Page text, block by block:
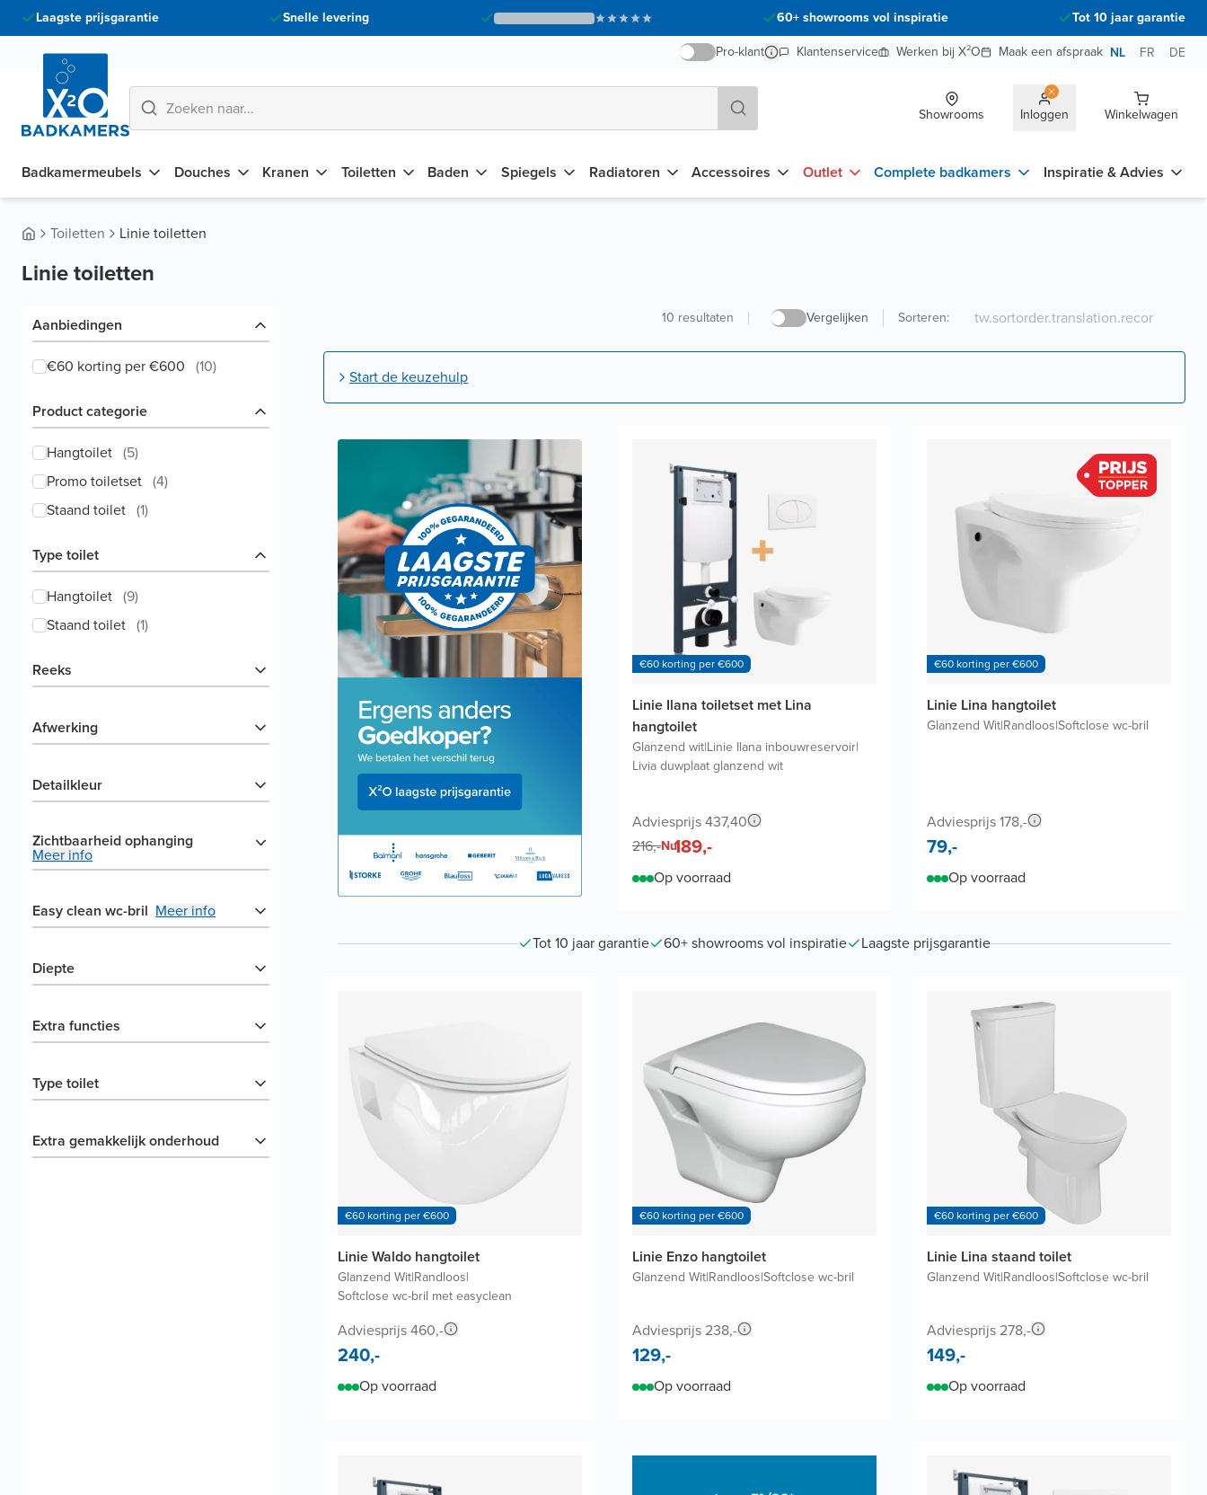
Laagste prijsgarantie Snelle levering 60+ showrooms vol inspiratie
Tot 10 jaar garantie
Pro-klant
Klantenservice Werken bij X²O Maak een afspraak NL FR DE
Showrooms Inloggen Winkelwagen
Badkamermeubels Douches Kranen Toiletten Baden Spiegels Radiatoren Accessoires Outlet Complete badkamers Inspiratie & Advies
Toiletten Linie toiletten
Linie toiletten
Aanbiedingen
€60 korting per €600 (10)
Product categorie
Hangtoilet (5)
Promo toiletset (4)
Staand toilet (1)
Type toilet
Hangtoilet (9)
Staand toilet (1)
Reeks
Afwerking
Detailkleur
Zichtbaarheid ophanging
Meer info
Easy clean wc-bril Meer info
Diepte
Extra functies
Type toilet
Extra gemakkelijk onderhoud
10 resultaten Vergelijken Sorteren:
Start de keuzehulp
€60 korting per €600
Linie Ilana toiletset met Lina
hangtoilet
Glanzend wit|Linie Ilana inbouwreservoir|
Livia duwplaat glanzend wit
Adviesprijs 437,40
216,-Nu189,-
Op voorraad
€60 korting per €600
Linie Lina hangtoilet
Glanzend Wit|Randloos|Softclose wc-bril
Adviesprijs 178,-
79,-
Op voorraad
Tot 10 jaar garantie 60+ showrooms vol inspiratie Laagste prijsgarantie
€60 korting per €600
Linie Waldo hangtoilet
Glanzend Wit|Randloos|
Softclose wc-bril met easyclean
Adviesprijs 460,-
240,-
Op voorraad
€60 korting per €600
Linie Enzo hangtoilet
Glanzend Wit|Randloos|Softclose wc-bril
Adviesprijs 238,-
129,-
Op voorraad
€60 korting per €600
Linie Lina staand toilet
Glanzend Wit|Randloos|Softclose wc-bril
Adviesprijs 278,-
149,-
Op voorraad